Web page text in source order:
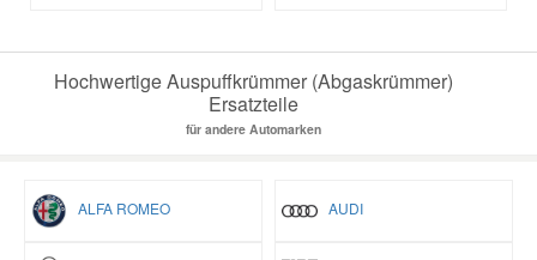
Hochwertige Auspuffkrümmer (Abgaskrümmer)
Ersatzteile
für andere Automarken
ALFA ROMEO AUDI